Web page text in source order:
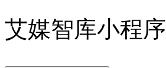
艾媒智库小程序